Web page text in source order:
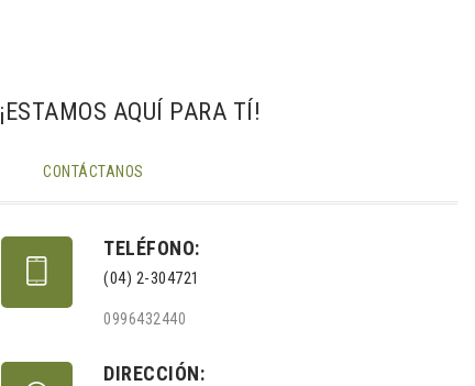
¡ESTAMOS AQUÍ PARA TÍ!
CONTÁCTANOS
TELÉFONO:
(04) 2-304721
0996432440
DIRECCIÓN: